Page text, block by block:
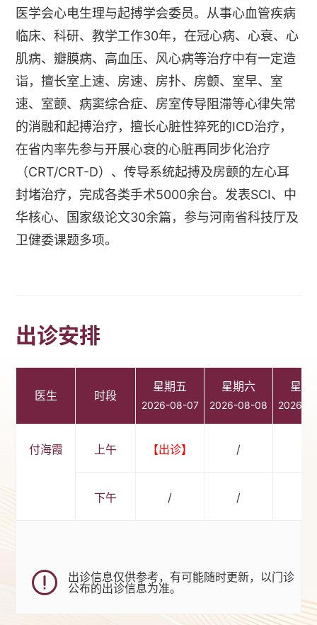
医学会心电生理与起搏学会委员。从事心血管疾病
临床、科研、教学工作30年，在冠心病、心衰、心
肌病、瓣膜病、高血压、风心病等治疗中有一定造
诣，擅长室上速、房速、房扑、房颤、室早、室
速、室颤、病窦综合症、房室传导阻滞等心律失常
的消融和起搏治疗，擅长心脏性猝死的ICD治疗，
在省内率先参与开展心衰的心脏再同步化治疗
（CRT/CRT-D）、传导系统起搏及房颤的左心耳
封堵治疗，完成各类手术5000余台。发表SCI、中
华核心、国家级论文30余篇，参与河南省科技厅及
卫健委课题多项。
出诊安排
医生 时段
星期五
2026-08-07
星期六
2026-08-08
星期
2026-
付海霞 上午 【出诊】 /
下午 / /
出诊信息仅供参考，有可能随时更新，以门诊
公布的出诊信息为准。